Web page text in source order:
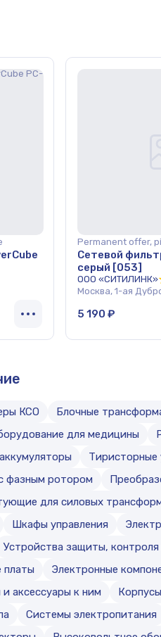
Permanent offer,
Сетевой
серый [053]
ООО «СИТИЛИНК»
Москва, 1-ая
5 190 ₽
КСО Блочные
для медицины
Тиристорные
фазным ротором
для силовых
Шкафы управления
Устройства защиты, контроля
платы
Электронные
аксессуары к ним
Системы электропитания